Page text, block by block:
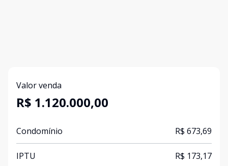
Valor venda
R$ 1.120.000,00
Condomínio R$ 673,69
IPTU R$ 173,17